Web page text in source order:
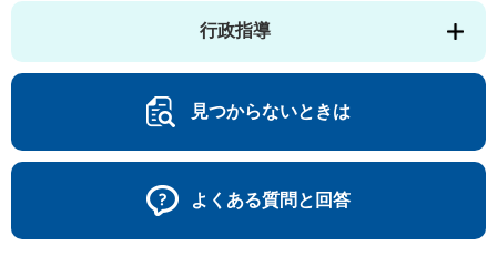
行政指導
見つからないときは
よくある質問と回答